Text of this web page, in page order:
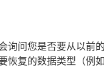
询问您是否要从以前
恢复的数据类型（例